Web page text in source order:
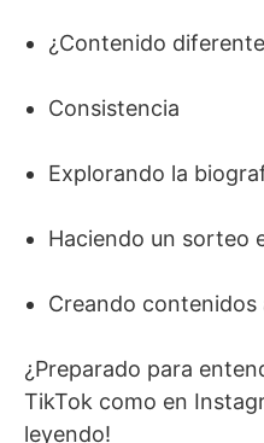
¿Contenido
Consistencia
Explorando la
Haciendo un sorteo
Creando
¿Preparado para
TikTok como en
leyendo!